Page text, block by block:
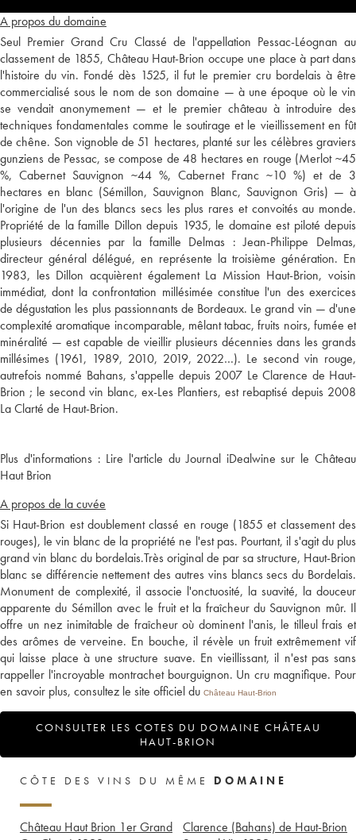
A propos du domaine
Seul Premier Grand Cru Classé de l'appellation Pessac-Léognan au
classement de 1855, Château Haut-Brion occupe une place à part dans
l'histoire du vin. Fondé dès 1525, il fut le premier cru bordelais à être
commercialisé sous le nom de son domaine — à une époque où le vin
se vendait anonymement — et le premier château à introduire des
techniques fondamentales comme le soutirage et le vieillissement en fût
de chêne. Son vignoble de 51 hectares, planté sur les célèbres graviers
gunziens de Pessac, se compose de 48 hectares en rouge (Merlot ~45
%, Cabernet Sauvignon ~44 %, Cabernet Franc ~10 %) et de 3
hectares en blanc (Sémillon, Sauvignon Blanc, Sauvignon Gris) — à
l'origine de l'un des blancs secs les plus rares et convoités au monde.
Propriété de la famille Dillon depuis 1935, le domaine est piloté depuis
plusieurs décennies par la famille Delmas : Jean-Philippe Delmas,
directeur général délégué, en représente la troisième génération. En
1983, les Dillon acquièrent également La Mission Haut-Brion, voisin
immédiat, dont la confrontation millésimée constitue l'un des exercices
de dégustation les plus passionnants de Bordeaux. Le grand vin — d'une
complexité aromatique incomparable, mêlant tabac, fruits noirs, fumée et
minéralité — est capable de vieillir plusieurs décennies dans les grands
millésimes (1961, 1989, 2010, 2019, 2022…). Le second vin rouge,
autrefois nommé Bahans, s'appelle depuis 2007 Le Clarence de Haut-
Brion ; le second vin blanc, ex-Les Plantiers, est rebaptisé depuis 2008
Plus d'informations : Lire l'article du Journal iDealwine sur le Château
Haut Brion
A propos de la cuvée
Si Haut-Brion est doublement classé en rouge (1855 et classement des
rouges), le vin blanc de la propriété ne l'est pas. Pourtant, il s'agit du plus
grand vin blanc du bordelais.Très original de par sa structure, Haut-Brion
blanc se différencie nettement des autres vins blancs secs du Bordelais.
Monument de complexité, il associe l'onctuosité, la suavité, la douceur
apparente du Sémillon avec le fruit et la fraîcheur du Sauvignon mûr. Il
offre un nez inimitable de fraîcheur où dominent l'anis, le tilleul frais et
des arômes de verveine. En bouche, il révèle un fruit extrêmement vif
qui laisse place à une structure suave. En vieillissant, il n'est pas sans
rappeller l'incroyable montrachet bourguignon. Un cru magnifique. Pour
en savoir plus, consultez le site officiel du Château Haut-Brion
CONSULTER LES COTES DU DOMAINE CHÂTEAU
HAUT-BRION
CÔTE DES VINS DU MÊME DOMAINE
Château Haut Brion 1er Grand
Clarence (Bahans) de Haut-Brion